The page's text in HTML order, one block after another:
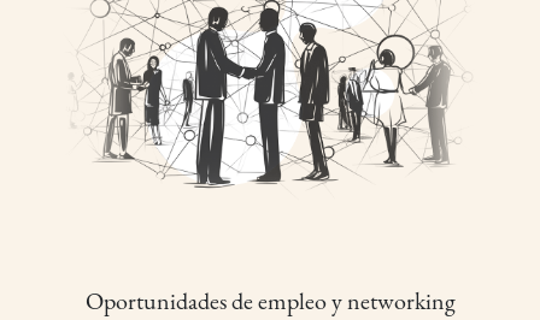
Oportunidades de empleo y networking